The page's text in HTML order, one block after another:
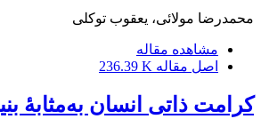
محمدرضا مولائی، یعقوب توکلی
مشاهده مقاله
اصل مقاله 236.39 K
کرامت ذاتی انسان به‌مثابۀ